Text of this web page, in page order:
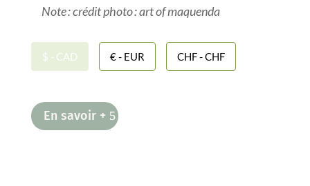
Note :créditphoto :art ofmaquenda
$ - CAD € - EUR CHF - CHF
En savoir +